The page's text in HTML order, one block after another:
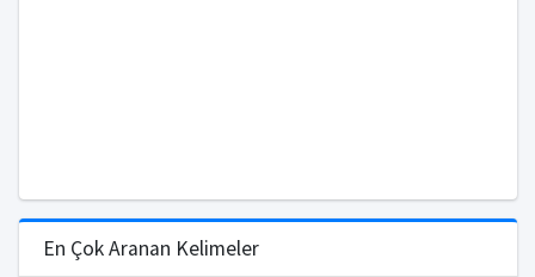
En Çok Aranan Kelimeler